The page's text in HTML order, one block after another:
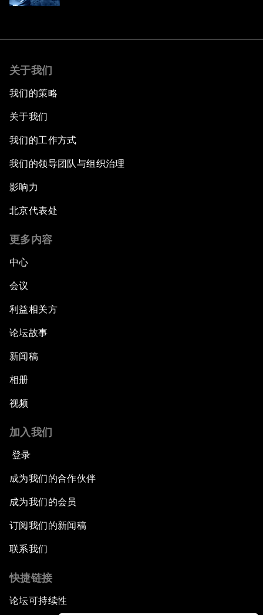
关于我们
我们的策略
关于我们
我们的工作方式
我们的领导团队与组织治理
影响力
北京代表处
更多内容
中心
会议
利益相关方
论坛故事
新闻稿
相册
视频
加入我们
登录
成为我们的合作伙伴
成为我们的会员
订阅我们的新闻稿
联系我们
快捷链接
论坛可持续性